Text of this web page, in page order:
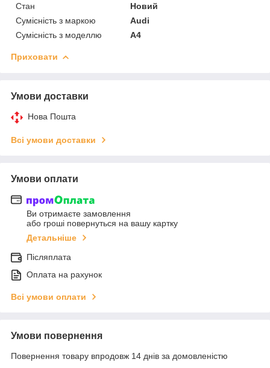
Стан
Новий
Сумісність з маркою
Audi
Сумісність з моделлю
A4
Приховати
Умови доставки
Нова Пошта
Всі умови доставки
Умови оплати
Ви отримаєте замовлення
або гроші повернуться на вашу картку
Детальніше
Післяплата
Оплата на рахунок
Всі умови оплати
Умови повернення
Повернення товару впродовж 14 днів за домовленістю